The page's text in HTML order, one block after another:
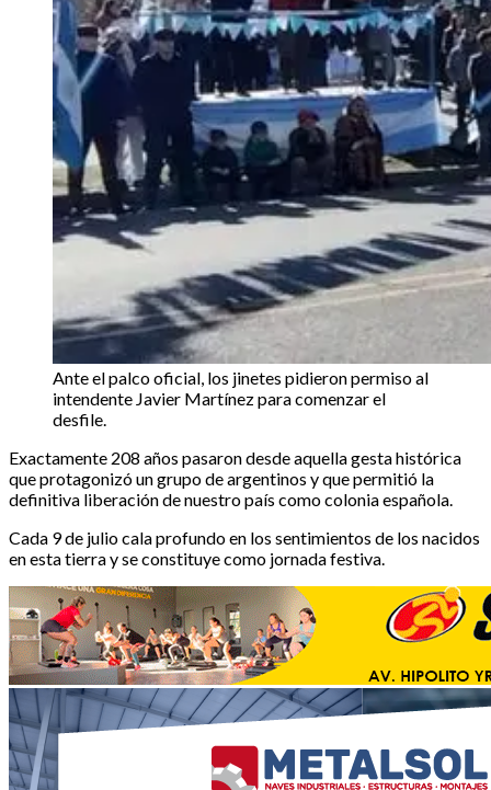
Ante el palco oficial, los jinetes pidieron permiso al
intendente Javier Martínez para comenzar el
desfile.
Exactamente 208 años pasaron desde aquella gesta histórica
que protagonizó un grupo de argentinos y que permitió la
definitiva liberación de nuestro país como colonia española.
Cada 9 de julio cala profundo en los sentimientos de los nacidos
en esta tierra y se constituye como jornada festiva.